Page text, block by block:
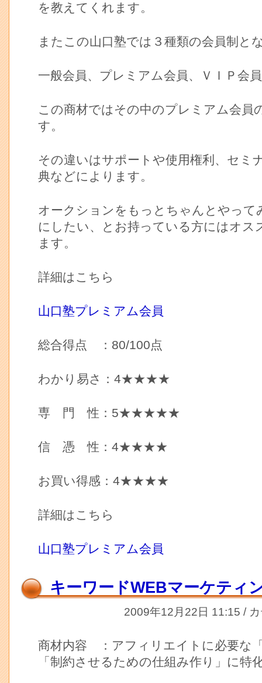
を教えてくれます。
またこの山口塾では３種類の会員制と
一般会員、プレミアム会員、ＶＩＰ会
この商材ではその中のプレミアム会員
す。
その違いはサポートや使用権利、セミ
典などによります。
オークションをもっとちゃんとやって
にしたい、とお持っている方にはオス
ます。
詳細はこちら
山口塾プレミアム会員
総合得点 ：80/100点
わかり易さ：4★★★★
専 門 性：5★★★★★
信 憑 性：4★★★★
お買い得感：4★★★★
詳細はこちら
山口塾プレミアム会員
キーワードWEBマーケティ
2009年12月22日 11:15 /
商材内容 ：アフィリエイトに必要な
「制約させるための仕組み作り」に特